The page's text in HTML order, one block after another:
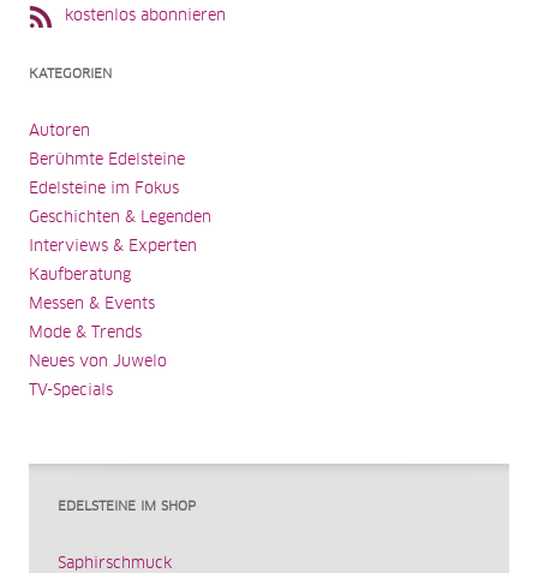
kostenlos abonnieren
KATEGORIEN
Autoren
Berühmte Edelsteine
Edelsteine im Fokus
Geschichten & Legenden
Interviews & Experten
Kaufberatung
Messen & Events
Mode & Trends
Neues von Juwelo
TV-Specials
EDELSTEINE IM SHOP
Saphirschmuck